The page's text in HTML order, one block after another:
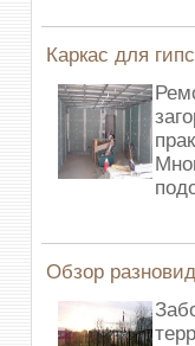
Каркас для
Обзор